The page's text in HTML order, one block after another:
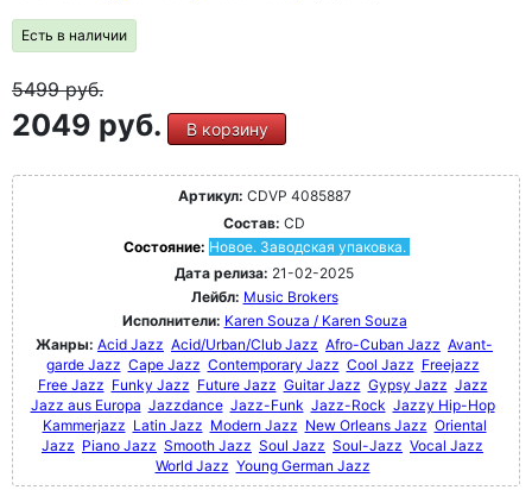
Есть в наличии
5499руб.
2049 руб. В корзину
Артикул: CDVP 4085887
Состав: CD
Состояние: Новое. Заводская упаковка.
Дата релиза: 21-02-2025
Лейбл: Music Brokers
Исполнители: Karen Souza / Karen Souza
Жанры: Acid Jazz Acid/Urban/Club Jazz Afro-Cuban Jazz Avant-
garde Jazz Cape Jazz Contemporary Jazz Cool Jazz Freejazz
Free Jazz Funky Jazz Future Jazz Guitar Jazz Gypsy Jazz Jazz
Jazz aus Europa Jazzdance Jazz-Funk Jazz-Rock Jazzy Hip-Hop
Kammerjazz Latin Jazz Modern Jazz New Orleans Jazz Oriental
Jazz Piano Jazz Smooth Jazz Soul Jazz Soul-Jazz Vocal Jazz
World Jazz Young German Jazz